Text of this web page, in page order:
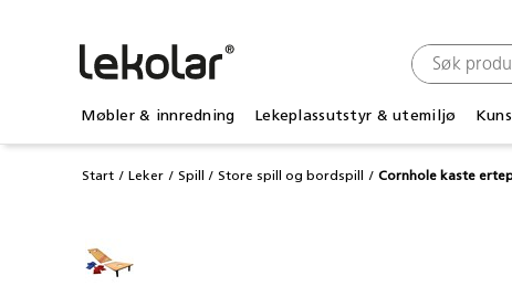
Møbler & innredning Lekeplassutstyr & utemiljø
Start Leker Spill Store spill og bordspill Cornhole kaste